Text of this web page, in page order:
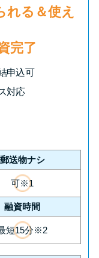
れる＆使え
完了
申込可
対応
郵送物ナシ
可※1
融資時間
短15分※2